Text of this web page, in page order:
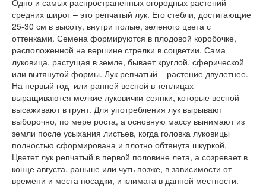
Одно и самых распространенных огородных растений
средних широт – это репчатый лук. Его стебли, достигающие
25-30 см в высоту, внутри полые, зеленого цвета с
оттенками. Семена формируются в плодовой коробочке,
расположенной на вершине стрелки в соцветии. Сама
луковица, растущая в земле, бывает круглой, сферической
или вытянутой формы. Лук репчатый – растение двулетнее.
На первый год или ранней весной в теплицах
выращиваются мелкие луковички-сеянки, которые весной
высаживают в грунт. Для употребления лук вырывают
выборочно, по мере роста, а основную массу вынимают из
земли после усыхания листьев, когда головка луковицы
полностью сформирована и плотно обтянута шкуркой.
Цветет лук репчатый в первой половине лета, а созревает в
конце августа, раньше или чуть позже, в зависимости от
времени и места посадки, и климата в данной местности.